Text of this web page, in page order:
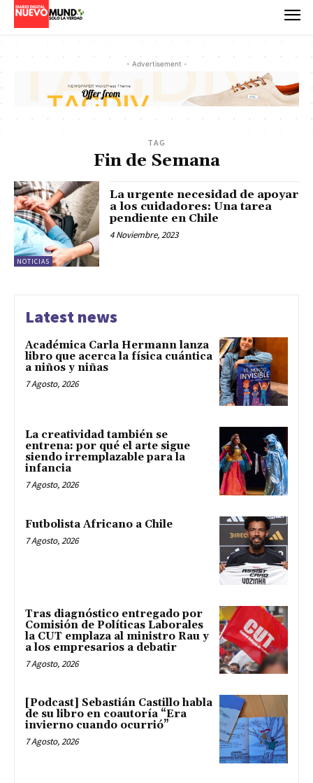
- Advertisement -
TAG
Fin de Semana
NOTICIAS
La urgente necesidad de apoyar
a los cuidadores: Una tarea
pendiente en Chile
4 Noviembre, 2023
Latest news
Académica Carla Hermann lanza
libro que acerca la física cuántica
a niños y niñas
7 Agosto, 2026
La creatividad también se
entrena: por qué el arte sigue
siendo irremplazable para la
infancia
7 Agosto, 2026
Futbolista Africano a Chile
7 Agosto, 2026
Tras diagnóstico entregado por
Comisión de Políticas Laborales
la CUT emplaza al ministro Rau y
a los empresarios a debatir
7 Agosto, 2026
[Podcast] Sebastián Castillo habla
de su libro en coautoría “Era
invierno cuando ocurrió”
7 Agosto, 2026